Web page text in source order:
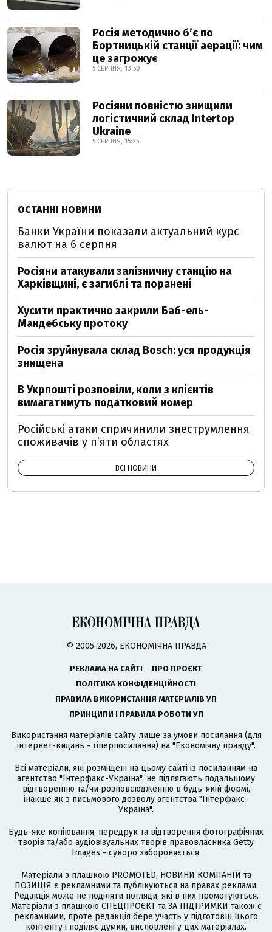
Росія методично б’є по
Бортницькій станції аерації: чим
це загрожує
5 СЕРПНЯ, 13:50
Росіяни повністю знищили
логістичний склад Intertop
Ukraine
5 СЕРПНЯ, 15:25
ОСТАННІ НОВИНИ
Банки України показали актуальний курс
валют на 6 серпня
Росіяни атакували залізничну станцію на
Харківщині, є загиблі та поранені
Хусити практично закрили Баб-ель-
Мандебську протоку
Росія зруйнувала склад Bosch: уся продукція
знищена
В Укрпошті розповіли, коли з клієнтів
вимагатимуть податковий номер
Російські атаки спричинили знеструмлення
споживачів у п’яти областях
ВСІ НОВИНИ
© 2005-2026, ЕКОНОМІЧНА ПРАВДА
РЕКЛАМА НА САЙТІ
ПРО ПРОЄКТ
ПОЛІТИКА КОНФІДЕНЦІЙНОСТІ
ПРАВИЛА ВИКОРИСТАННЯ МАТЕРІАЛІВ УП
ПРИНЦИПИ І ПРАВИЛА РОБОТИ УП
Використання матеріалів сайту лише за умови посилання (для
інтернет-видань - гіперпосилання) на "Економічну правду".
Всі матеріали, які розміщені на цьому сайті із посиланням на
агентство "Інтерфакс-Україна", не підлягають подальшому
відтворенню та/чи розповсюдженню в будь-якій формі,
інакше як з письмового дозволу агентства "Інтерфакс-
Україна".
Будь-яке копіювання, передрук та відтворення фотографічних
творів та/або аудіовізуальних творів правовласника Getty
Images - суворо забороняється.
Матеріали з плашкою PROMOTED, НОВИНИ КОМПАНІЙ та
ПОЗИЦІЯ є рекламними та публікуються на правах реклами.
Редакція може не поділяти погляди, які в них промотуються.
Матеріали з плашкою СПЕЦПРОЄКТ та ЗА ПІДТРИМКИ також є
рекламними, проте редакція бере участь у підготовці цього
контенту і поділяє думки, висловлені у цих матеріалах.